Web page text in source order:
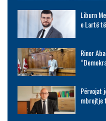
Liburn
e Lartë
Rinor
Përvojat
mbrojtje